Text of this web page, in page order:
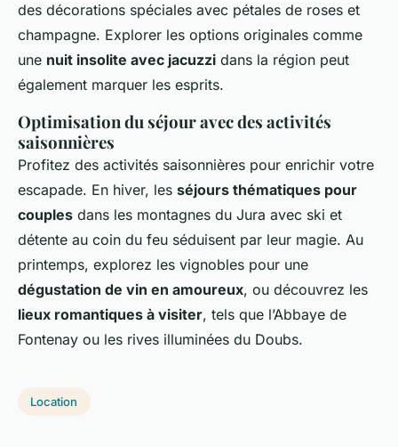
des décorations spéciales avec pétales de roses et
champagne. Explorer les options originales comme
une nuit insolite avec jacuzzi dans la région peut
également marquer les esprits.
Optimisation du séjour avec des activités
saisonnières
Profitez des activités saisonnières pour enrichir votre
escapade. En hiver, les séjours thématiques pour
couples dans les montagnes du Jura avec ski et
détente au coin du feu séduisent par leur magie. Au
printemps, explorez les vignobles pour une
dégustation de vin en amoureux, ou découvrez les
lieux romantiques à visiter, tels que l’Abbaye de
Fontenay ou les rives illuminées du Doubs.
Location